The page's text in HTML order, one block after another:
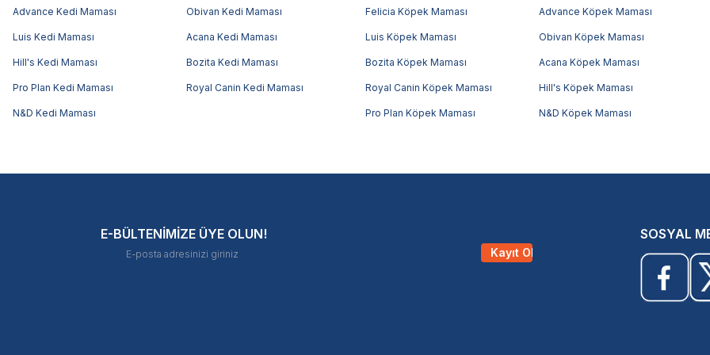
Advance Kedi Maması Obivan Kedi Maması
Luis Kedi Maması Acana Kedi Maması
Hill's Kedi Maması Bozita Kedi Maması
Pro Plan Kedi Maması Royal Canin Kedi Maması
N&D Kedi Maması
Felicia Köpek Maması Advance Köpek Maması
Luis Köpek Maması Obivan Köpek Maması
Bozita Köpek Maması Acana Köpek Maması
Royal Canin Köpek Maması Hill's Köpek Maması
Pro Plan Köpek Maması N&D Köpek Maması
E-BÜLTENİMİZE ÜYE OLUN!
Kayıt Ol
SOSYAL